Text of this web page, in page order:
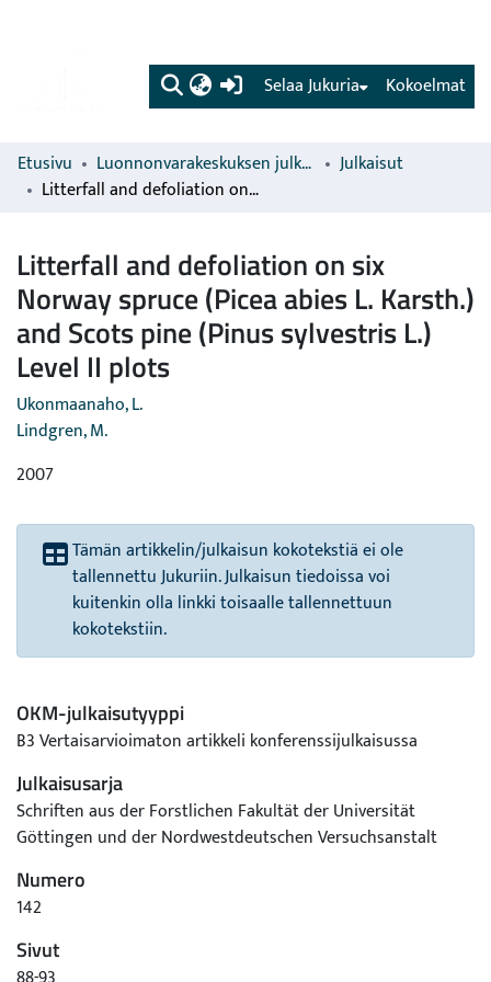
(current) Kokoelmat
Selaa Jukuria
Etusivu Luonnonvarakeskuksen julkaisut
Julkaisut
Litterfall and defoliation on six Norway spruce (Picea abies L. Karsth.) and Scots pine (Pinus sylvestris L.) Level II plots
Litterfall and defoliation on six
Norway spruce (Picea abies L. Karsth.)
and Scots pine (Pinus sylvestris L.)
Level II plots
Ukonmaanaho, L.
Lindgren, M.
2007
Tämän artikkelin/julkaisun kokotekstiä ei ole
tallennettu Jukuriin. Julkaisun tiedoissa voi
kuitenkin olla linkki toisaalle tallennettuun
kokotekstiin.
OKM-julkaisutyyppi
B3 Vertaisarvioimaton artikkeli konferenssijulkaisussa
Julkaisusarja
Schriften aus der Forstlichen Fakultät der Universität
Göttingen und der Nordwestdeutschen Versuchsanstalt
Numero
142
Sivut